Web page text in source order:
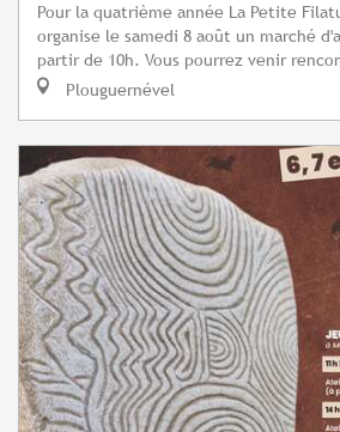
Pour la quatrième année La Petite
organise le samedi 8 août un marché
partir de 10h. Vous pourrez venir
Plouguernével